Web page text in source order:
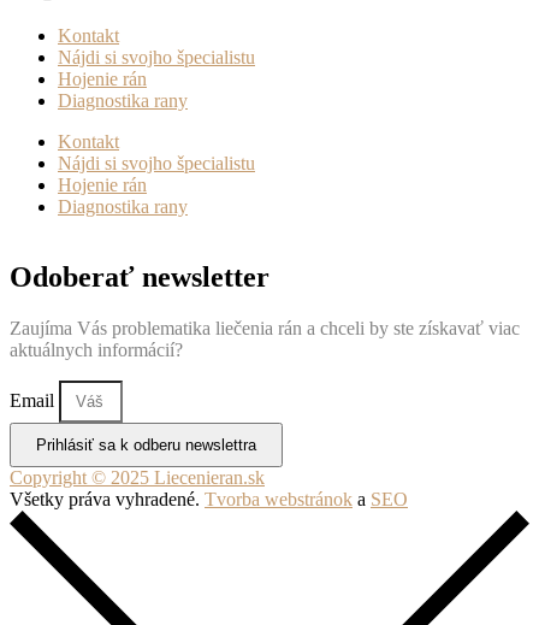
Kontakt
Nájdi si svojho špecialistu
Hojenie rán
Diagnostika rany
Kontakt
Nájdi si svojho špecialistu
Hojenie rán
Diagnostika rany
Odoberať newsletter
Zaujíma Vás problematika liečenia rán a chceli by ste získavať viac
aktuálnych informácií?
Email
Prihlásiť sa k odberu newslettra
Copyright © 2025 Liecenieran.sk
Všetky práva vyhradené. Tvorba webstránok a SEO